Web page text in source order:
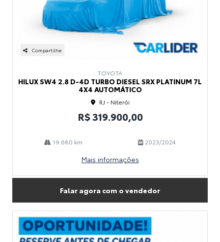
Compartilhe
TOYOTA
HILUX SW4 2.8 D-4D TURBO DIESEL SRX PLATINUM 7L
4X4 AUTOMÁTICO
RJ - Niterói
R$ 319.900,00
19.680 km 2023/2024
Mais informações
Falar agora com o vendedor